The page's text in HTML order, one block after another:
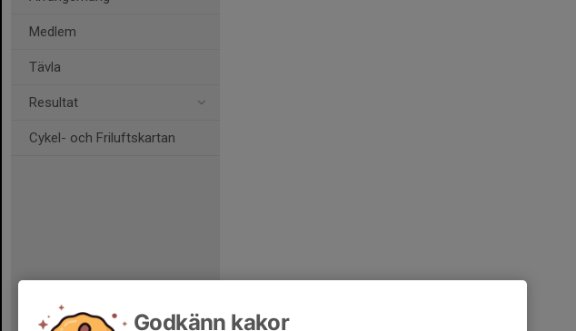
Medlem
Tävla
Resultat
Cykel- och Friluftskartan
Godkänn kakor